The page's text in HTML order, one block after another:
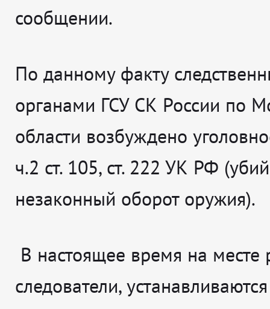
сообщении.
По данному факту
органами ГСУ СК России по
области возбуждено
ч.2 ст. 105, ст. 222 УК РФ
незаконный оборот оружия).
В настоящее время на месте
следователи,